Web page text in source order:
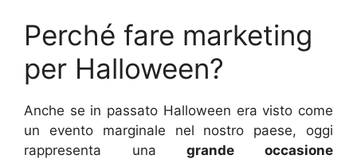
Perché fare marketing
per Halloween?
Anche se in passato Halloween era visto come
un evento marginale nel nostro paese, oggi
rappresenta unagrande occasione